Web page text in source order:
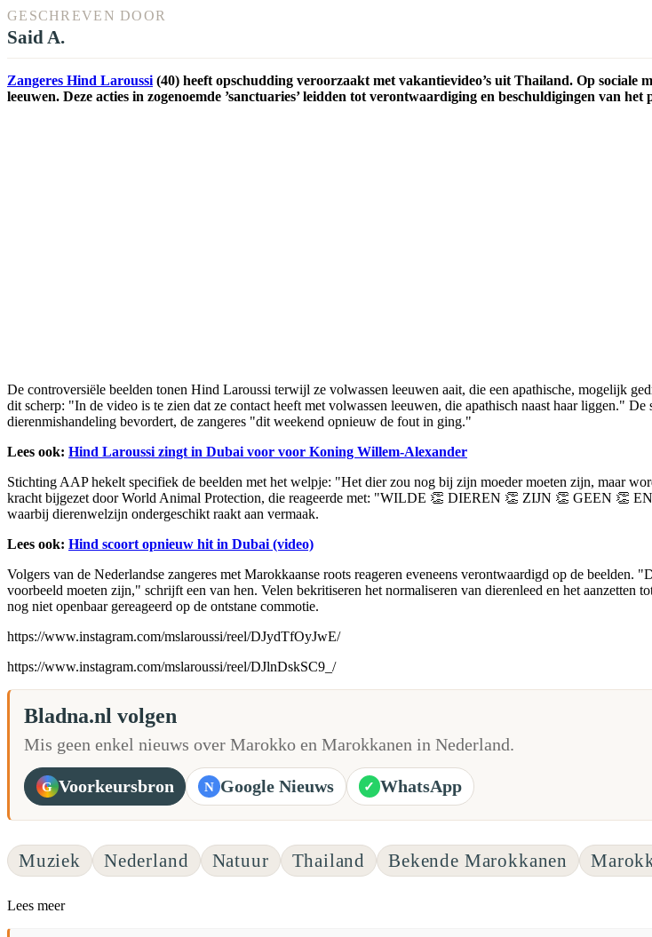
GESCHREVEN DOOR
Said A.
Zangeres Hind Laroussi (40) heeft opschudding veroorzaakt met vakantievideo’s uit Thailand. Op sociale
leeuwen. Deze acties in zogenoemde ’sanctuaries’ leidden tot verontwaardiging en beschuldigingen van
De controversiële beelden tonen Hind Laroussi terwijl ze volwassen leeuwen aait, die een apathische, mogelijk
dit scherp: "In de video is te zien dat ze contact heeft met volwassen leeuwen, die apathisch naast haar liggen."
dierenmishandeling bevordert, de zangeres "dit weekend opnieuw de fout in ging."
Lees ook: Hind Laroussi zingt in Dubai voor voor Koning Willem-Alexander
Stichting AAP hekelt specifiek de beelden met het welpje: "Het dier zou nog bij zijn moeder moeten zijn, maar
kracht bijgezet door World Animal Protection, die reageerde met: "WILDE 👏 DIEREN 👏 ZIJN 👏 GEEN 👏
waarbij dierenwelzijn ondergeschikt raakt aan vermaak.
Lees ook: Hind scoort opnieuw hit in Dubai (video)
Volgers van de Nederlandse zangeres met Marokkaanse roots reageren eveneens verontwaardigd op de
voorbeeld moeten zijn," schrijft een van hen. Velen bekritiseren het normaliseren van dierenleed en het
nog niet openbaar gereageerd op de ontstane commotie.
https://www.instagram.com/mslaroussi/reel/DJydTfOyJwE/
https://www.instagram.com/mslaroussi/reel/DJlnDskSC9_/
Bladna.nl volgen
Mis geen enkel nieuws over Marokko en Marokkanen in Nederland.
G Voorkeursbron N Google Nieuws ✓ WhatsApp
Muziek Nederland Natuur Thailand Bekende Marokkanen
Lees meer